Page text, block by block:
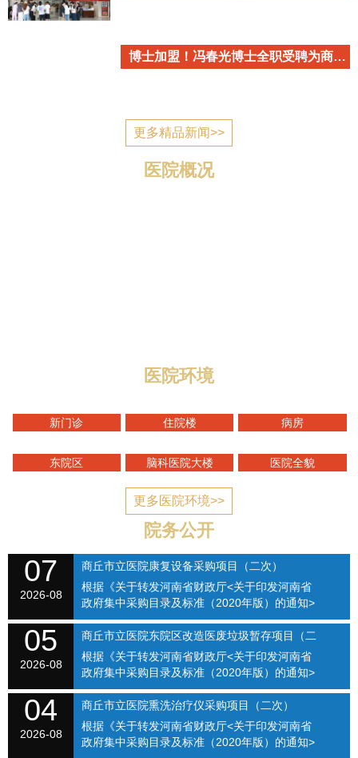
博士加盟！冯春光博士全职受聘为商丘市立医院心血管内科学术带头人
更多精品新闻>>
医院概况
医院环境
新门诊 住院楼 病房
东院区 脑科医院大楼 医院全貌
更多医院环境>>
院务公开
07
2026-08
商丘市立医院康复设备采购项目（二次）
SQSLYY2026-074
根据《关于转发河南省财政厅<关于印发河南省
政府集中采购目录及标准（2020年版）的通知>
的通知》（商财购〔2020〕1号）和《商丘市立
医院关于修订招标采购流程的通知》（商立院字
【2021】...
05
2026-08
商丘市立医院东院区改造医废垃圾暂存项目（二
次）（SQSLYY2026-075）
根据《关于转发河南省财政厅<关于印发河南省
政府集中采购目录及标准（2020年版）的通知>
的通知》（商财购〔2020〕1号）和《商丘市立
医院关于修订招标采购流程的通知》（商立院字
【2021】...
04
2026-08
商丘市立医院熏洗治疗仪采购项目（二次）
（SQSLYY2026-076）
根据《关于转发河南省财政厅<关于印发河南省
政府集中采购目录及标准（2020年版）的通知>